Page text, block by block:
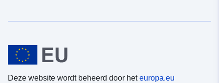
Deze website wordt beheerd door heteuropa.eu